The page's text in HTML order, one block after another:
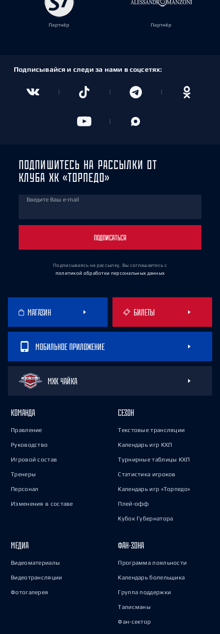
Партнёр Партнёр
Подписывайся и следи за нами в соцсетях:
ПОДПИШИТЕСЬ НА РАССЫЛКИ ОТ
КЛУБА ХК «ТОРПЕДО»
Введите Ваш e-mail
ПОДПИСАТЬСЯ
Подписываясь на рассылку, Вы соглашаетесь с
политикой обработки персональных данных
МАГАЗИН БИЛЕТЫ
МОБИЛЬНОЕ ПРИЛОЖЕНИЕ
МХК ЧАЙКА
КОМАНДА
Правление
Руководство
Игровой состав
Тренеры
Персонал
Изменения в составе
СЕЗОН
Текстовые трансляции
Календарь игр КХЛ
Турнирные таблицы КХЛ
Статистика игроков
Календарь игр «Торпедо»
Плей-офф
Кубок Губернатора
МЕДИА
Видеоматериалы
Видеотрансляции
Фотогалерея
ФАН-ЗОНА
Программа лояльности
Календарь болельщика
Группа поддержки
Талисманы
Фан-сектор